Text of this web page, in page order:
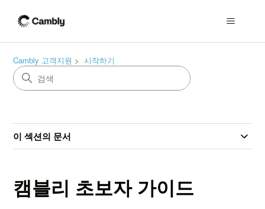
Cambly 고객지원 시작하기
이 섹션의 문서
캠블리 초보자 가이드